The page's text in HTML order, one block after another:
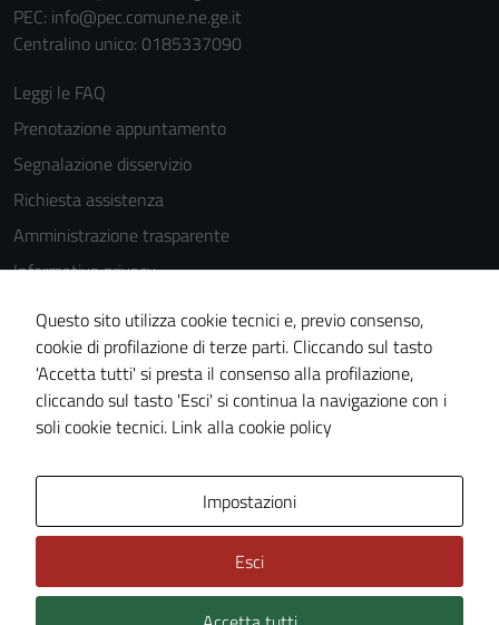
PEC: info@pec.comune.ne.ge.it
Centralino unico: 0185337090
Leggi le FAQ
Prenotazione appuntamento
Segnalazione disservizio
Richiesta assistenza
Amministrazione trasparente
Informativa privacy
Note legali
Dichiarazione di accessibilità
Piano di miglioramento del sito
Questo sito utilizza cookie tecnici e, previo consenso,
cookie di profilazione di terze parti. Cliccando sul tasto
'Accetta tutti' si presta il consenso alla profilazione,
cliccando sul tasto 'Esci' si continua la navigazione con i
soli cookie tecnici. Link alla cookie policy
Impostazioni
Esci